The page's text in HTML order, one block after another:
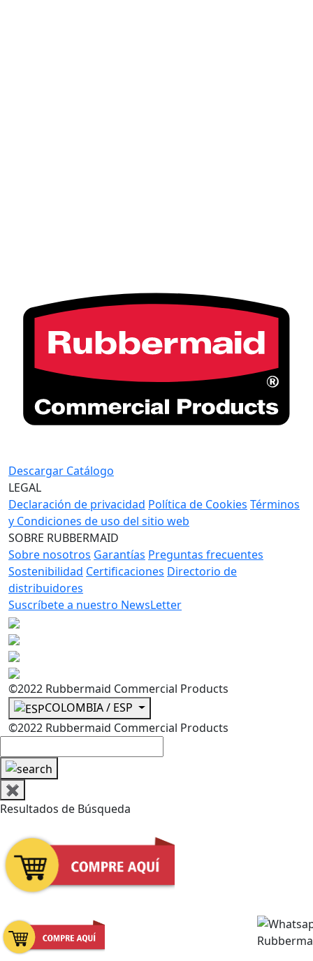
Descargar Catálogo
LEGAL
Declaración de privacidad Política de Cookies Términos
y Condiciones de uso del sitio web
SOBRE RUBBERMAID
Sobre nosotros Garantías Preguntas frecuentes
Sostenibilidad Certificaciones Directorio de
distribuidores
Suscríbete a nuestro NewsLetter
©2022 Rubbermaid Commercial Products
COLOMBIA / ESP
©2022 Rubbermaid Commercial Products
✖
Resultados de Búsqueda